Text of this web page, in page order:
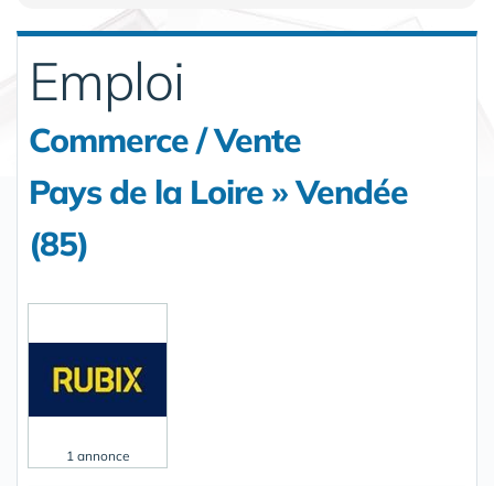
Emploi
Commerce / Vente
Pays de la Loire » Vendée
(85)
1 annonce